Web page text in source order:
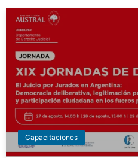
Capacitaciones